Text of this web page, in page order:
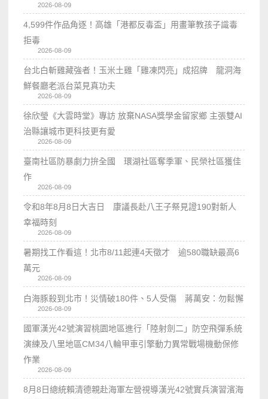
2026-08-09
4,599件作品角逐！高雄「港都反毒盃」用畫筆教孩子識毒
拒毒
2026-08-09
台北白斬雞藏強者！玉米土雞「雞凍閃亮」成招牌 龍洞海
鮮餐廳老派台菜見真功夫
2026-08-09
徐欣瑩《大雲時堂》專訪 放棄NASA獎學金留家鄉 主張雙AI
治縣讓城市更科技更有愛
2026-08-09
臺南社區防暴劇力拚全國 環湖社區奪季軍、民榮社區獲佳
作
2026-08-09
令和8年8月8日大吉日 康議長赴八王子祭見證190對新人
幸福時刻
2026-08-09
暑期找工作看這！北市8/11起連4天徵才 逾580職缺最高6
萬元
2026-08-09
白海豚殺到北市！災情破180件、5人受傷 蔣萬安：勿鬆懈
2026-08-09
國軍漢光42號演習桃園地區進行「陸射劍二」防空飛彈系統
演練及八里地區CM34八輪甲車引擎動力異常戰場機動保修
作業
2026-08-09
8月8日總統賴清德親赴海軍左營視導漢光42號實兵演習濱海